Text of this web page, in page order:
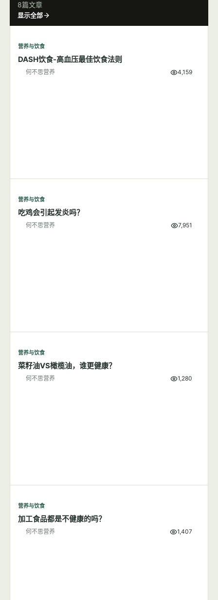
8篇文章
显示全部
营养与饮食
DASH饮食-高血压最佳饮食法则
何不思营养 4,159
营养与饮食
吃鸡会引起发炎吗？
何不思营养 7,951
营养与饮食
菜籽油VS橄榄油，谁更健康？
何不思营养 1,280
营养与饮食
加工食品都是不健康的吗？
何不思营养 1,407